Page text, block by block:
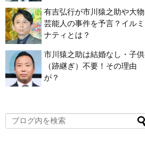
有吉弘行が市川猿之助や大物
芸能人の事件を予言？イルミ
ナティとは？
市川猿之助は結婚なし・子供
（跡継ぎ）不要！その理由
が？